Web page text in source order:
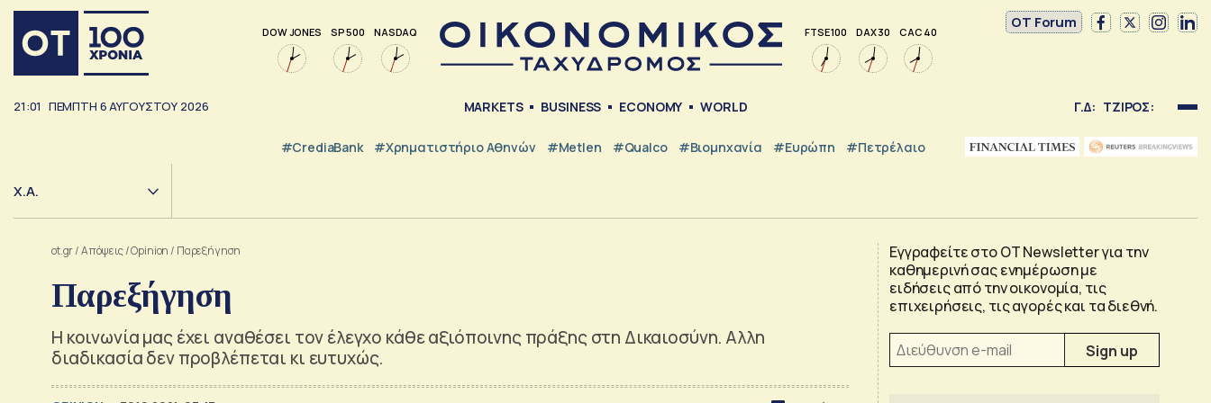
DOW JONES SP 500 NASDAQ FTSE 100 DAX 30 CAC 40
OT Forum
21:01 ΠΈΜΠΤΗ 6ΑΥΓΟΎΣΤΟΥ 2026 MARKETS BUSINESS ECONOMY WORLD Γ.Δ: ΤΖΙΡΟΣ:
#CrediaBank #Χρηματιστήριο Αθηνών #metlen #Qualco #Βιομηχανία #Ευρώπη #Πετρέλαιο
Χ.Α.
ot.gr/Απόψεις/Opinion / Παρεξήγηση
Παρεξήγηση
Η κοινωνία μας έχει αναθέσει τον έλεγχο κάθε αξιόποινης πράξης στη Δικαιοσύνη. Αλλη
διαδικασία δεν προβλέπεται κι ευτυχώς.
Εγγραφείτε στο OT Newsletter για την
καθημερινή σας ενημέρωση με
ειδήσεις από την οικονομία, τις
επιχειρήσεις, τις αγορές και τα διεθνή.